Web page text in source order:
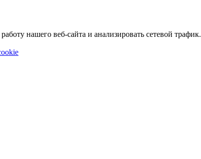
нашего веб-сайта и анализировать сетевой трафик.